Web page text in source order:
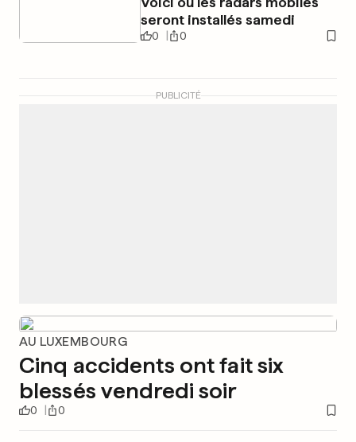
seront installés samedi
0 0
PUBLICITÉ
AU LUXEMBOURG
Cinq accidents ont fait six
blessés vendredi soir
0 0